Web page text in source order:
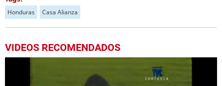
Honduras Casa Alianza
VIDEOS RECOMENDADOS